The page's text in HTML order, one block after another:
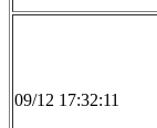
09/12 17:32:11